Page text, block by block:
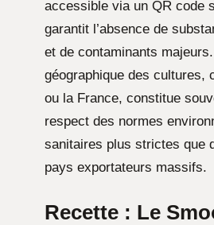
accessible via un QR code
garantit l’absence de
et de contaminants majeurs.
géographique des cultures,
ou la France, constitue
respect des normes
sanitaires plus strictes que
pays exportateurs massifs.
Recette : Le